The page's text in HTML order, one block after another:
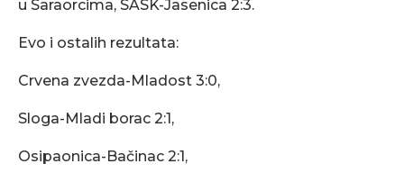
u Saraorcima, SASK-Jasenica 2:3.
Evo i ostalih rezultata:
Crvena zvezda-Mladost 3:0,
Sloga-Mladi borac 2:1,
Osipaonica-Bačinac 2:1,